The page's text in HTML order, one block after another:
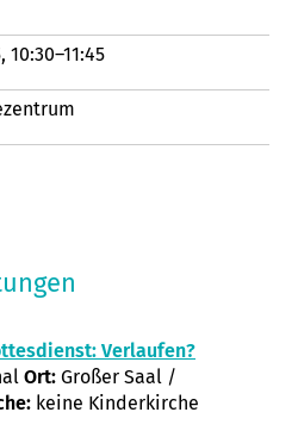
10:30–11:45
Verlaufen?
Ort: Großer Saal /
keine Kinderkirche